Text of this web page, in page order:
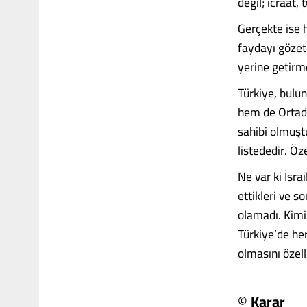
Gerçekte ise
faydayı
yerine
Türkiye,
hem de
sahibi
listededir.
Ne var ki
ettikleri ve
olamadı.
Türkiye’de
olmasını
© Karar